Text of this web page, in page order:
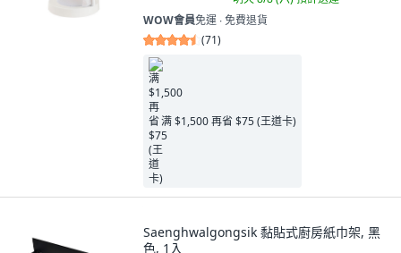
WOW會員免運 ∙ 免費退貨
(71)
满 $1,500 再省 $75 (王道卡)
Saenghwalgongsik 黏貼式廚房紙巾架, 黑
色, 1入